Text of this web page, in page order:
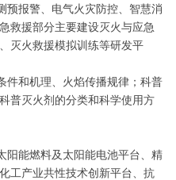
报警、电气火灾防控、智慧消
救援部分主要建设灭火与应急
灭火救援模拟训练等研发平
和机理、火焰传播规律；科普
普灭火剂的分类和科学使用方
能燃料及太阳能电池平台、精
工产业共性技术创新平台、抗